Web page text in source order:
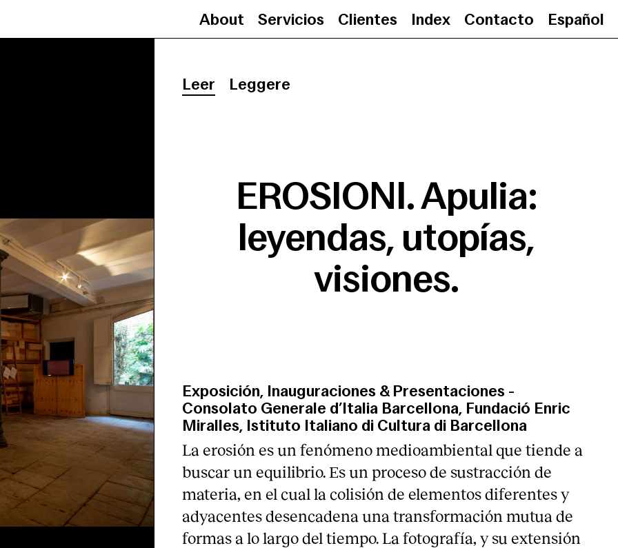
About Servicios Clientes Index Contacto Español
Leer
Leggere
EROSIONI. Apulia:
leyendas, utopías,
visiones.
Exposición, Inauguraciones & Presentaciones -
Consolato Generale d’Italia Barcellona, Fundació Enric
Miralles, Istituto Italiano di Cultura di Barcellona
La erosión es un fenómeno medioambiental que tiende a
buscar un equilibrio. Es un proceso de sustracción de
materia, en el cual la colisión de elementos diferentes y
adyacentes desencadena una transformación mutua de
formas a lo largo del tiempo. La fotografía, y su extensión